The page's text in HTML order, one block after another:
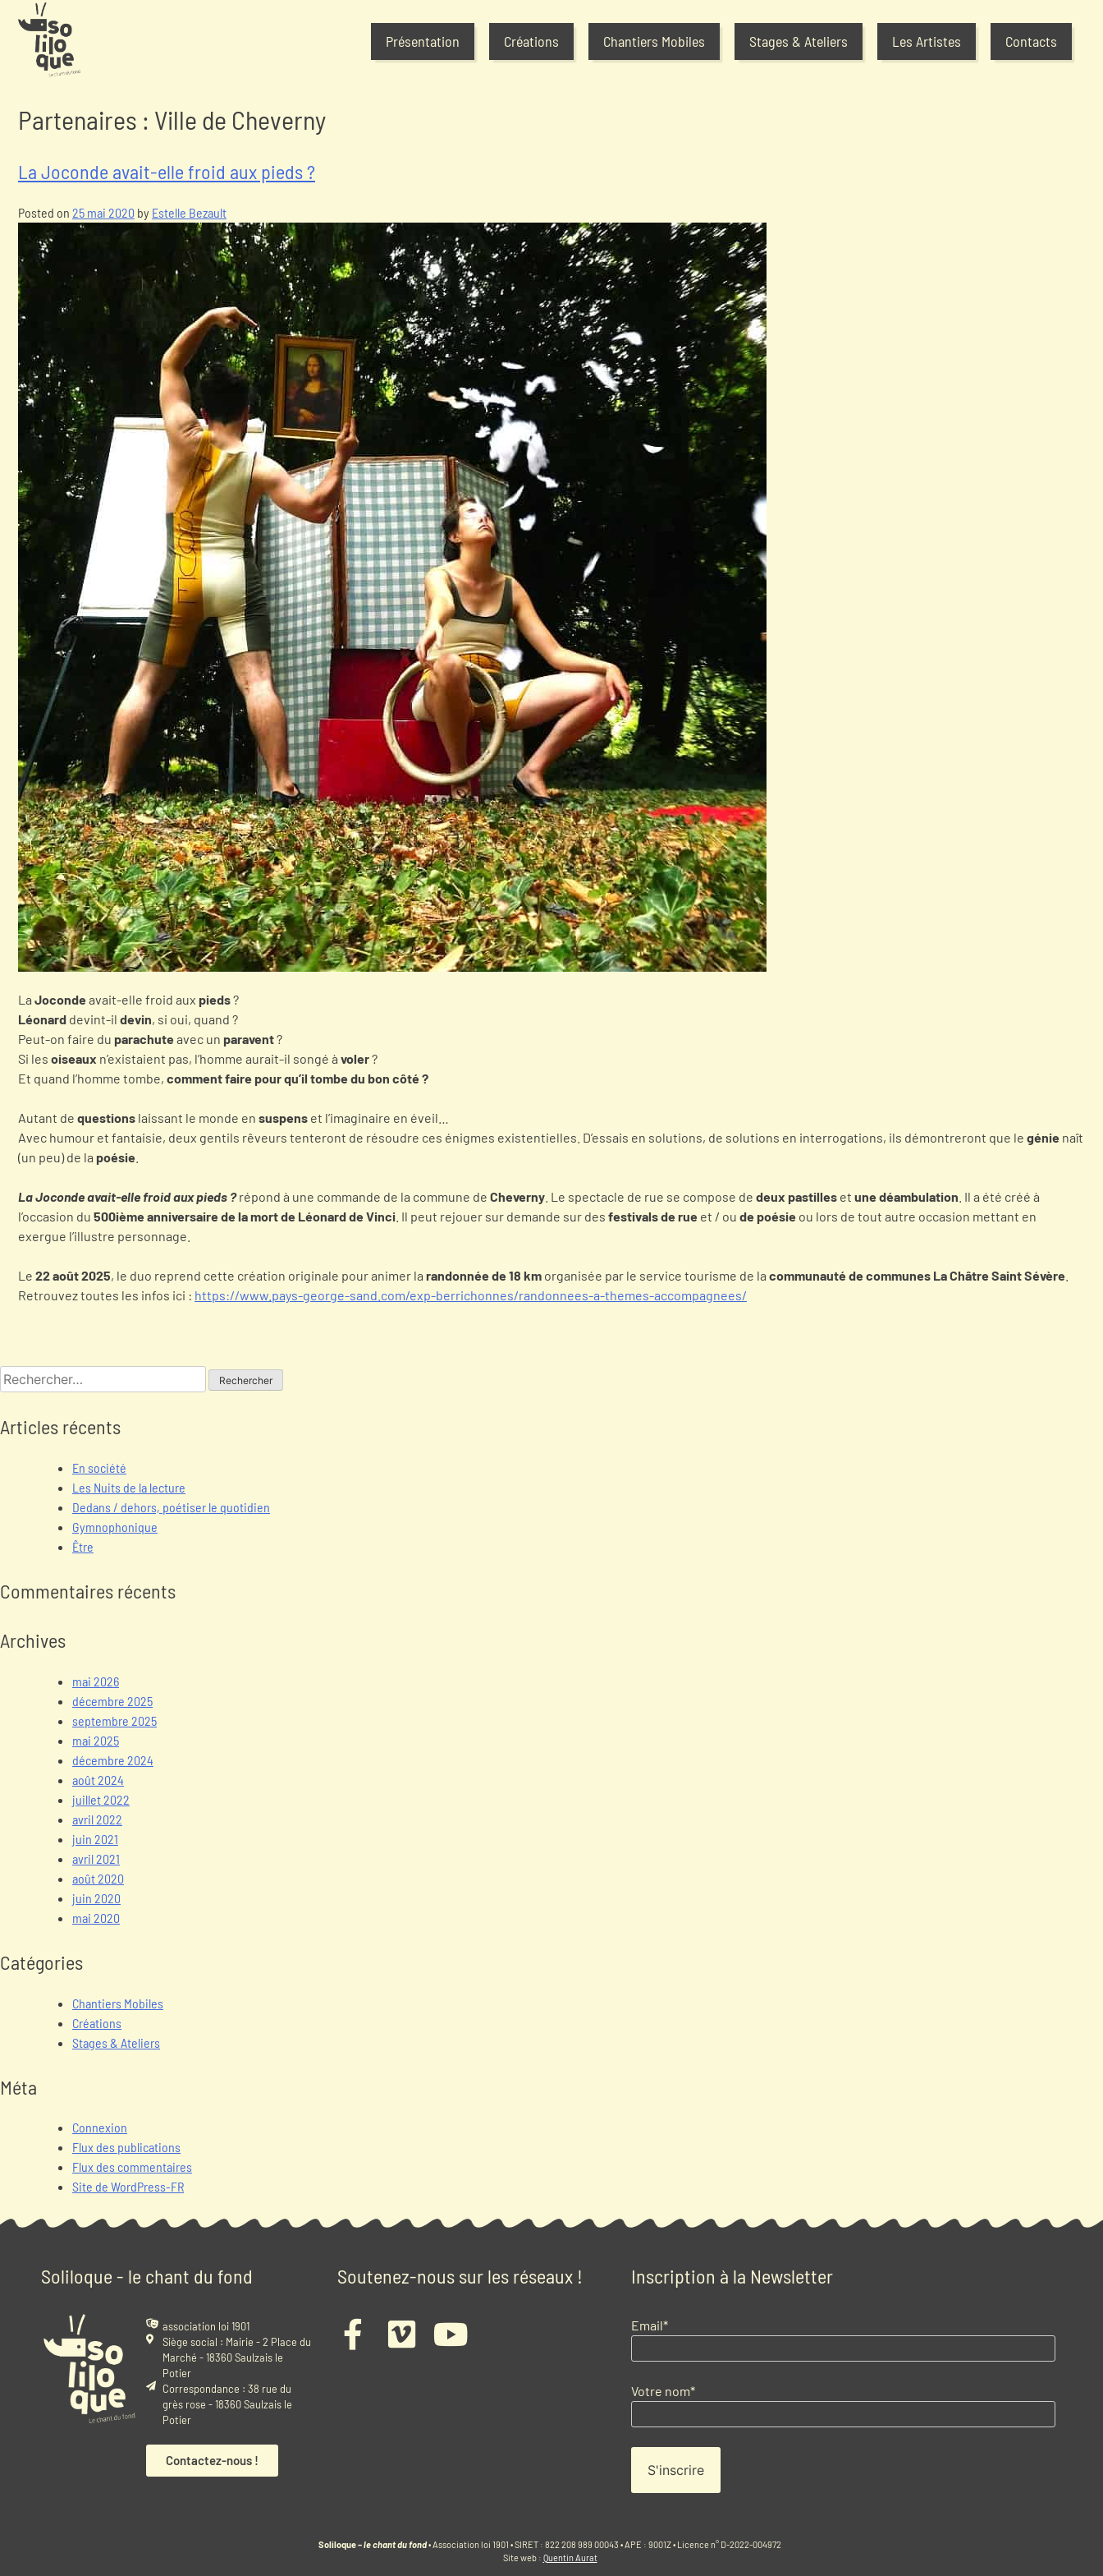
Présentation Créations Chantiers Mobiles Stages & Ateliers Les Artistes Contacts
Partenaires : Ville de Cheverny
La Joconde avait-elle froid aux pieds ?
Posted on 25 mai 2020 by Estelle Bezault
La Joconde avait-elle froid aux pieds?
Léonard devint-il devin, si oui, quand ?
Peut-on faire du parachute avec un paravent?
Si les oiseaux n’existaient pas, l’homme aurait-il songé à voler?
Et quand l’homme tombe, comment faire pour qu’il tombe du bon côté ?
Autant de questions laissant le monde en suspens et l’imaginaire en éveil…
Avec humour et fantaisie, deux gentils rêveurs tenteront de résoudre ces énigmes existentielles. D’essais en solutions, de solutions en interrogations, ils démontreront que le génie naît
(un peu) de la poésie
La Joconde avait-elle froid aux pieds ?répond à une commande de la commune de Cheverny . Le spectacle de rue se compose de deux pastilles et une déambulation . Il a été créé à
l’occasion du 500ième anniversaire de la mort de Léonard de Vinci . Il peut rejouer sur demande sur des festivals de rue et / ou de poésie ou lors de tout autre occasion mettant en
exergue l’illustre personnage.
Le 22 août 2025, le duo reprend cette création originale pour animer la randonnée de 18 km organisée par le service tourisme de la communauté de communes La Châtre Saint Sévère
Retrouvez toutes les infos ici : https://www.pays-george-sand.com/exp-berrichonnes/randonnees-a-themes-accompagnees/
Articles récents
En société
Les Nuits de la lecture
Dedans / dehors, poétiser le quotidien
Gymnophonique
Être
Commentaires récents
Archives
mai 2026
décembre 2025
septembre 2025
mai 2025
décembre 2024
août 2024
juillet 2022
avril 2022
juin 2021
avril 2021
août 2020
juin 2020
mai 2020
Catégories
Chantiers Mobiles
Créations
Stages & Ateliers
Méta
Connexion
Flux des publications
Flux des commentaires
Site de WordPress-FR
Soliloque - le chant du fond
association loi 1901
Siège social : Mairie - 2 Place du
Marché - 18360 Saulzais le
Potier
Correspondance : 38 rue du
grès rose - 18360 Saulzais le
Potier
Contactez-nous !
Soutenez-nous sur les réseaux ! Inscription à la Newsletter
Email*
Votre nom*
Soliloque –le chant du fond• Association loi 1901 • SIRET : 822 208 989 00043 • APE : 9001Z • Licence n° D-2022-004972
Site web : Quentin Aurat